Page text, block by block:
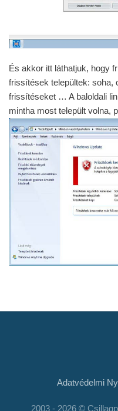
És akkor itt láthatjuk, hogy
frissítések települtek: soha,
frissítéseket … A baloldali
mintha most települt volna,
Adatvédelmi
2003 - 2026 ©